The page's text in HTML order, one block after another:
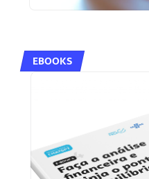
EBOOKS